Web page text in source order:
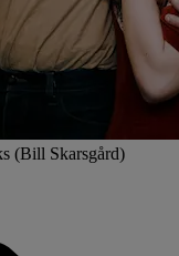
(Bill Skarsgård)